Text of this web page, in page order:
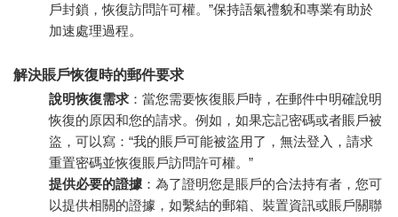
戶封鎖，恢復訪問許可權。”保持語氣禮貌和專業有助於
加速處理過程。
解決賬戶恢復時的郵件要求
說明恢復需求 ：當您需要恢復賬戶時，在郵件中明確說明
恢復的原因和您的請求。例如，如果忘記密碼或者賬戶被
盜，可以寫：“我的賬戶可能被盜用了，無法登入，請求
重置密碼並恢復賬戶訪問許可權。”
提供必要的證據 ：為了證明您是賬戶的合法持有者，您可
以提供相關的證據，如繫結的郵箱、裝置資訊或賬戶關聯